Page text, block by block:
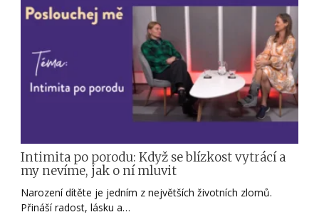
Intimita po porodu: Když se blízkost vytrácí a
my nevíme, jak o ní mluvit
Narození dítěte je jedním z největších životních zlomů.
Přináší radost, lásku a…